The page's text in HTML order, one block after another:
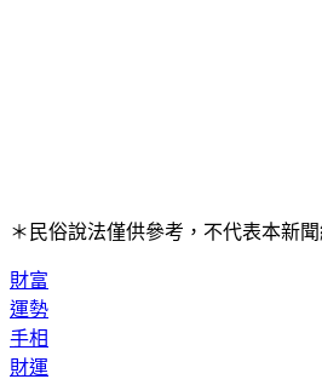
＊民俗說法僅供參考，不代表本新
財富
運勢
手相
財運